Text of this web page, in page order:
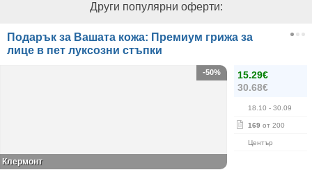
Други популярни оферти:
Подарък за Вашата кожа: Премиум грижа за
лице в пет луксозни стъпки
15.29€
30.68€
18.10 - 30.09
169 от 200
Център
-50%
Клермонт